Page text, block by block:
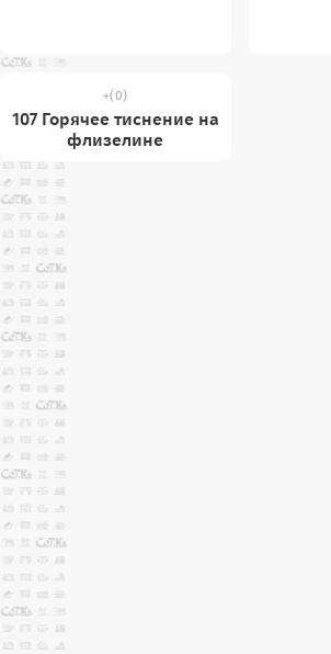
(0)
107 Горячее тиснение на
флизелине